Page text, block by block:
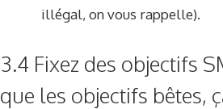
illégal, on vous rappelle).
3.4 Fixez des objectifs
que les objectifs bêtes,